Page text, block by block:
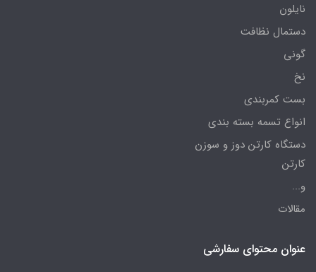
نایلون
دستمال نظافت
گونی
نخ
بست کمربندی
انواع تسمه بسته بندی
دستگاه کارتن دوز و سوزن
کارتن
و...
مقالات
عنوان محتوای سفارشی